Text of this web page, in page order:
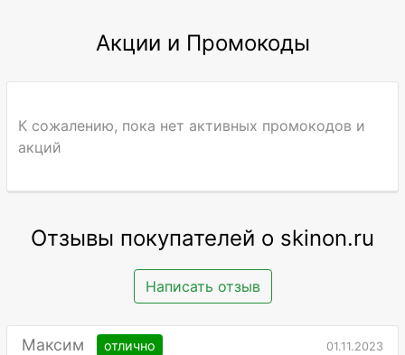
Акции и Промокоды
К сожалению, пока нет активных промокодов и
акций
Отзывы покупателей о skinon.ru
Написать отзыв
Максим отлично 01.11.2023